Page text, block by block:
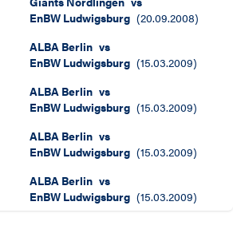
EnBW Ludwigsburg (20.09.2008)
ALBA Berlin vs
EnBW Ludwigsburg (15.03.2009)
ALBA Berlin vs
EnBW Ludwigsburg (15.03.2009)
ALBA Berlin vs
EnBW Ludwigsburg (15.03.2009)
ALBA Berlin vs
EnBW Ludwigsburg (15.03.2009)